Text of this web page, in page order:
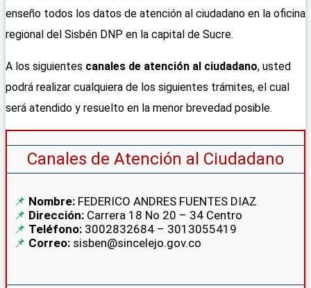
enseño todos los datos de atención al ciudadano en la oficina
regional del Sisbén DNP en la capital de Sucre.
A los siguientes canales de atención al ciudadano, usted
podrá realizar cualquiera de los siguientes trámites, el cual
será atendido y resuelto en la menor brevedad posible.
Canales de Atención al Ciudadano
Nombre: FEDERICO ANDRES FUENTES DIAZ
Dirección: Carrera 18 No 20 – 34 Centro
Teléfono: 3002832684 – 3013055419
Correo: sisben@sincelejo.gov.co